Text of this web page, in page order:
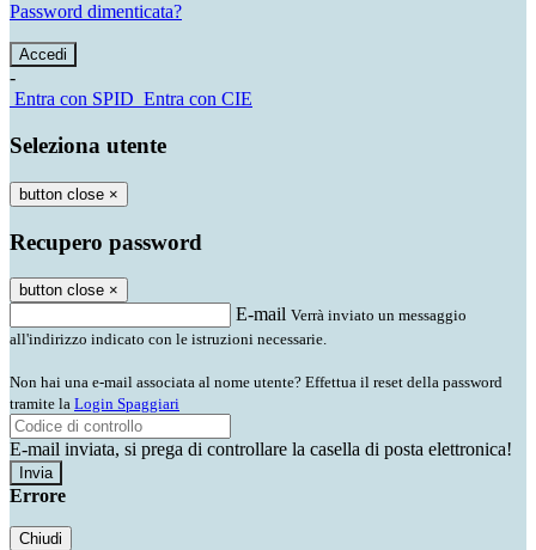
Password dimenticata?
-
Entra con SPID Entra con CIE
Seleziona utente
button close ×
Recupero password
button close ×
E-mail Verrà inviato un messaggio
all'indirizzo indicato con le istruzioni necessarie.
Non hai una e-mail associata al nome utente? Effettua il reset della password
tramite la Login Spaggiari
E-mail inviata, si prega di controllare la casella di posta elettronica!
Errore
Chiudi